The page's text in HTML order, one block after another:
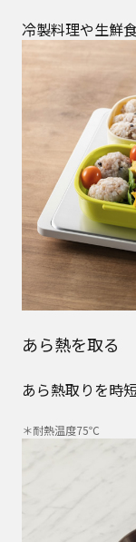
冷製料理や生鮮
あら熱を取る
あら熱取りを時
＊耐熱温度75℃